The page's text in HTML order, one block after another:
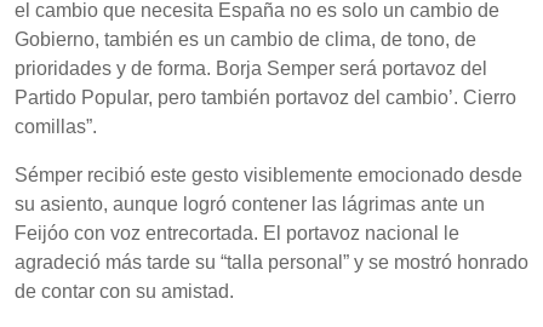
el cambio que necesita España no es solo un cambio de
Gobierno, también es un cambio de clima, de tono, de
prioridades y de forma. Borja Semper será portavoz del
Partido Popular, pero también portavoz del cambio’. Cierro
comillas”.
Sémper recibió este gesto visiblemente emocionado desde
su asiento, aunque logró contener las lágrimas ante un
Feijóo con voz entrecortada. El portavoz nacional le
agradeció más tarde su “talla personal” y se mostró honrado
de contar con su amistad.